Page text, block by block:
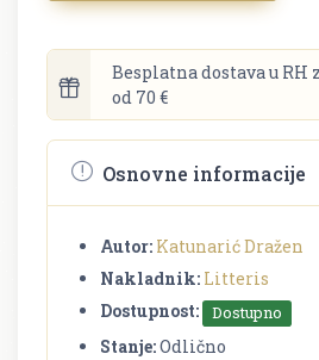
Besplatna dostava u RH
od 70 €
Osnovne informacije
Autor: Katunarić Dražen
Nakladnik: Litteris
Dostupnost:
Dostupno
Stanje:Odlično